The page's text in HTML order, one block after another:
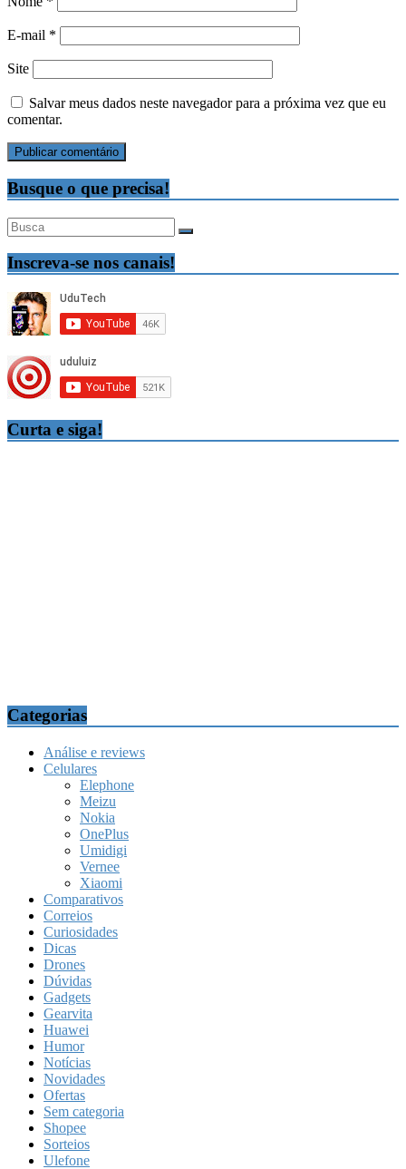
E-mail *
Site
Salvar meus dados neste navegador para a próxima vez que eu
comentar.
Busque o que precisa!
Inscreva-se nos canais!
Curta e siga!
Categorias
Análise e reviews
Celulares
Elephone
Meizu
Nokia
OnePlus
Umidigi
Vernee
Xiaomi
Comparativos
Correios
Curiosidades
Dicas
Drones
Dúvidas
Gadgets
Gearvita
Huawei
Humor
Notícias
Novidades
Ofertas
Sem categoria
Shopee
Sorteios
Ulefone